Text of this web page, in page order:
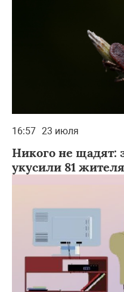
16:57 23 июля
Никого не щадят:
укусили 81